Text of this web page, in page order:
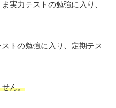
実力テストの勉強に入り、
トの勉強に入り、定期テス
せん。